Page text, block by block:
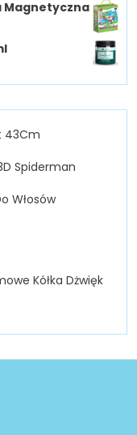
Magnetyczna
43Cm
Spiderman
Włosów
Kółka Dżwięk